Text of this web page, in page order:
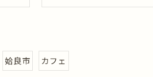
姶良市 カフェ